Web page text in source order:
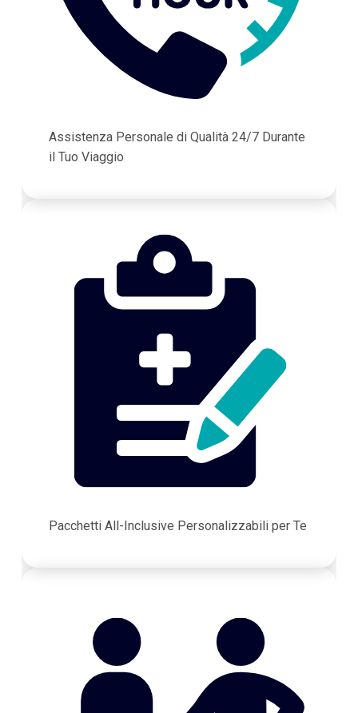
Assistenza Personale di Qualità 24/7 Durante
il Tuo Viaggio
Pacchetti All-Inclusive Personalizzabili per Te